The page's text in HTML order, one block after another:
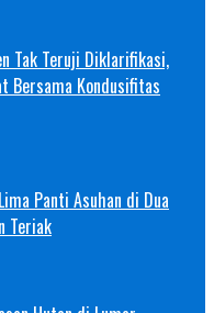
Tak Teruji Diklarifikasi,
Bersama Kondusifitas
Panti Asuhan di Dua
Teriak